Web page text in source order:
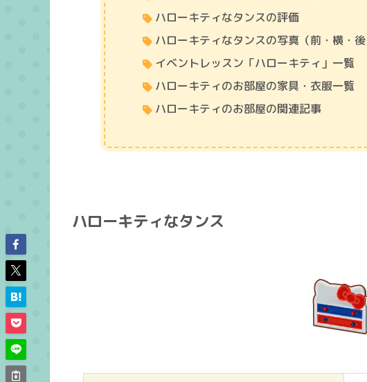
ハローキティなタンスの評価
ハローキティなタンスの写真（前・横・後
イベントレッスン「ハローキティ」一覧
ハローキティのお部屋の家具・衣服一覧
ハローキティのお部屋の関連記事
ハローキティなタンス